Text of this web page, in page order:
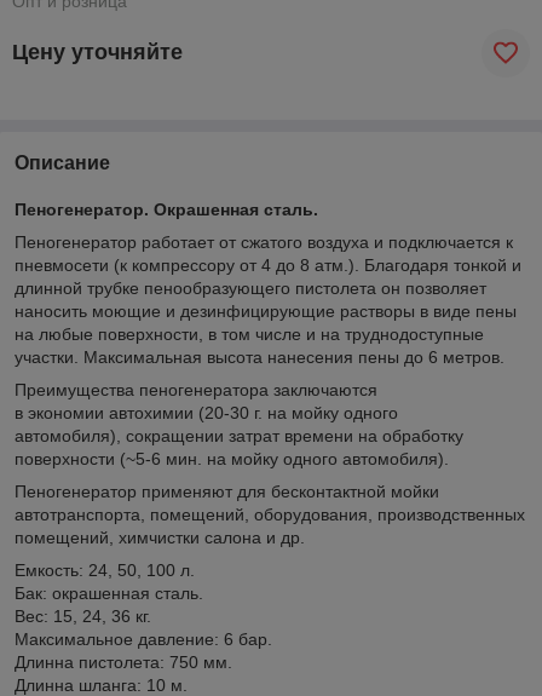
Цену уточняйте
Описание
Пеногенератор. Окрашенная сталь.
Пеногенератор работает от сжатого воздуха и подключается к
пневмосети (к компрессору от 4 до 8 атм.). Благодаря тонкой и
длинной трубке пенообразующего пистолета он позволяет
наносить моющие и дезинфицирующие растворы в виде пены
на любые поверхности, в том числе и на труднодоступные
участки. Максимальная высота нанесения пены до 6 метров.
Преимущества пеногенератора заключаются
в экономии автохимии (20-30 г. на мойку одного
автомобиля), сокращении затрат времени на обработку
поверхности (~5-6 мин. на мойку одного автомобиля).
Пеногенератор применяют для бесконтактной мойки
автотранспорта, помещений, оборудования, производственных
помещений, химчистки салона и др.
Емкость: 24, 50, 100 л.
Бак: окрашенная сталь.
Вес: 15, 24, 36 кг.
Максимальное давление: 6 бар.
Длинна пистолета: 750 мм.
Длинна шланга: 10 м.